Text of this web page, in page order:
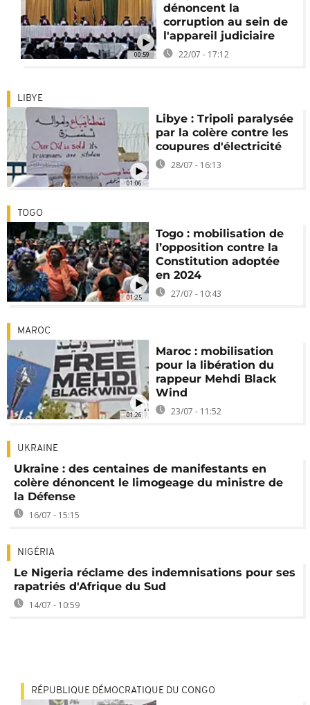
00:59
dénoncent la
corruption au sein de
l'appareil judiciaire
22/07 - 17:12
01:06
LIBYE
Libye : Tripoli paralysée
par la colère contre les
coupures d'électricité
28/07 - 16:13
01:25
TOGO
Togo : mobilisation de
l’opposition contre la
Constitution adoptée
en 2024
27/07 - 10:43
01:26
MAROC
Maroc : mobilisation
pour la libération du
rappeur Mehdi Black
Wind
23/07 - 11:52
UKRAINE
Ukraine : des centaines de manifestants en
colère dénoncent le limogeage du ministre de
la Défense
16/07 - 15:15
NIGÉRIA
Le Nigeria réclame des indemnisations pour ses
rapatriés d'Afrique du Sud
14/07 - 10:59
RÉPUBLIQUE DÉMOCRATIQUE DU CONGO